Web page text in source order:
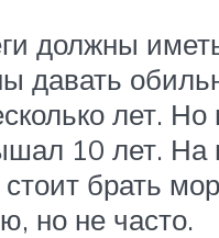
должны
давать
лет.
10 лет. На
брать
но не часто.